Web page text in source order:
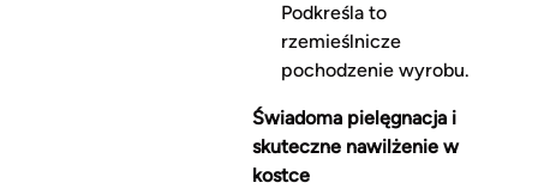
Podkreśla to
rzemieślnicze
pochodzenie wyrobu.
Świadoma pielęgnacja i
skuteczne nawilżenie w
kostce